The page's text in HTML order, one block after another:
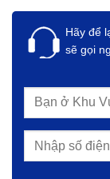
Hãy để
sẽ gọi